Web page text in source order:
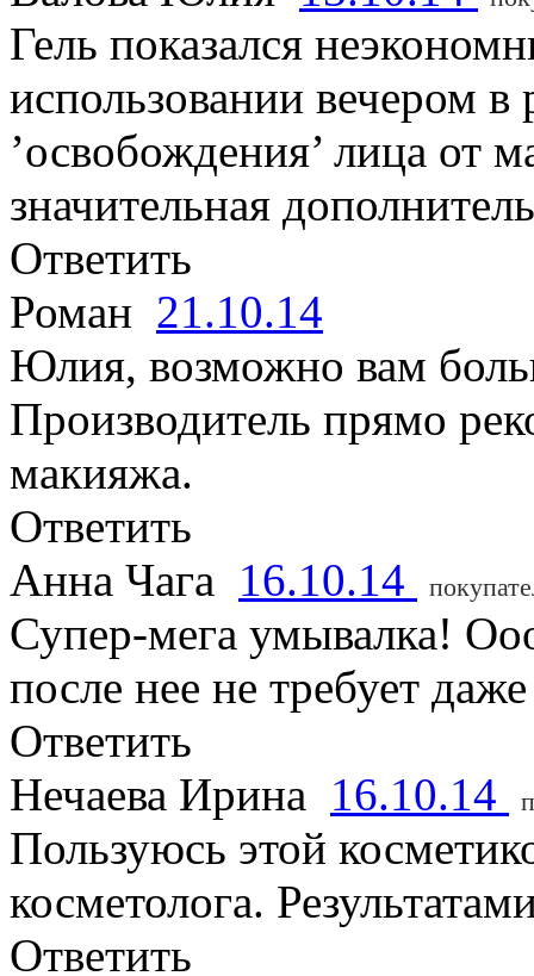
Гель показался
использовании вечером
’освобождения’ лица от
значительная
Ответить
Роман 21.10.14
Юлия, возможно вам
Производитель прямо
макияжа.
Ответить
Анна Чага 16.10.14
Супер-мега умывалка!
после нее не требует
Ответить
Нечаева Ирина 16.10.14
Пользуюсь этой
косметолога.
Ответить